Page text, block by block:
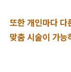
또한 개인마다 다
맞춤 시술이 가